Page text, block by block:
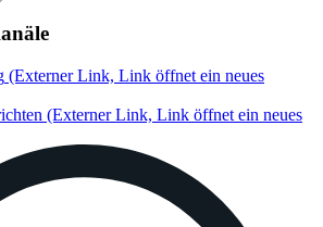
(Externer Link, Link öffnet ein neues
(Externer Link, Link öffnet ein neues